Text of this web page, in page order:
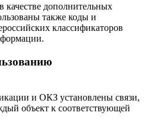
дополнительных
также коды и
классификаторов
и ОКЗ установлены связи,
объект к соответствующей